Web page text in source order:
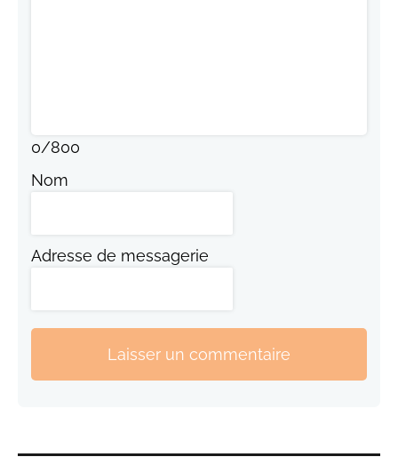
0/800
Nom
Adresse de messagerie
Laisser un commentaire